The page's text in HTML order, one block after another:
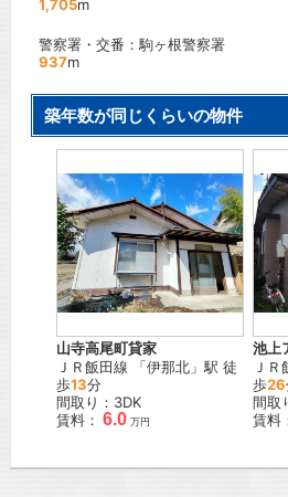
1,705m
警察署・交番：駒ヶ根警察署
937m
築年数が同じくらいの物件
山寺高尾町貸家
ＪＲ飯田線 「伊那北 」駅 徒
歩13分
間取り：3DK
賃料： 6.0 万円
池上
Ｊ
歩26
間取
賃料